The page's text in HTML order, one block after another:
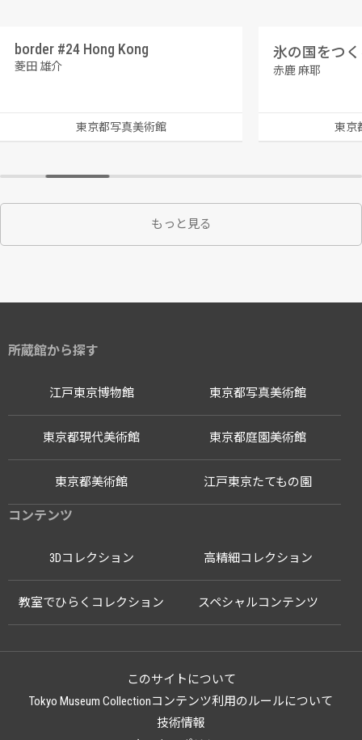
border #24 Hong Kong
菱田 雄介
東京都写真美術館
赤鹿 麻耶
東京
もっと見る
所蔵館から探す
江戸東京博物館
江戸東京たてもの園
東京都写真美術館
東京都現代美術館 東京都庭園美術館
東京都美術館
コンテンツ
3Dコレクション 高精細コレクション
教室でひらくコレクション スペシャルコンテンツ
このサイトについて
Tokyo Museum Collectionコンテンツ利用のルールについて
技術情報